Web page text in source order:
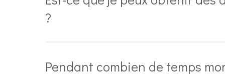
?
Pendant combien de temps